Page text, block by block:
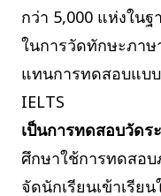
กว่า 5,000 แห่งใน
ในการวัดทักษะภาษ
แทนการทดสอบแบบ
IELTS
เป็นการทดสอบวัดร
ศึกษาใช้การทดสอ
จัดนักเรียนเข้าเรีย